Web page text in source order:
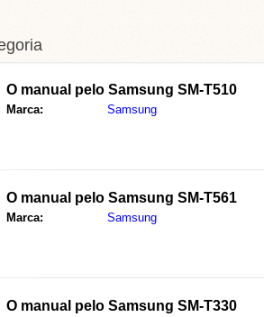
O manual pelo Samsung SM-T510
Marca: Samsung
O manual pelo Samsung SM-T561
Marca: Samsung
O manual pelo Samsung SM-T330